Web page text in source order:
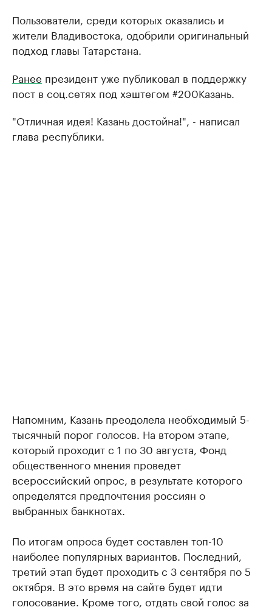
Пользователи, среди которых оказались и
жители Владивостока, одобрили оригинальный
подход главы Татарстана.
Ранее президент уже публиковал в поддержку
пост в соц.сетях под хэштегом #200Казань.
"Отличная идея! Казань достойна!", - написал
глава республики.
Напомним, Казань преодолела необходимый 5-
тысячный порог голосов. На втором этапе,
который проходит с 1 по 30 августа, Фонд
общественного мнения проведет
всероссийский опрос, в результате которого
определятся предпочтения россиян о
выбранных банкнотах.
По итогам опроса будет составлен топ-10
наиболее популярных вариантов. Последний,
третий этап будет проходить с 3 сентября по 5
октября. В это время на сайте будет идти
голосование. Кроме того, отдать свой голос за